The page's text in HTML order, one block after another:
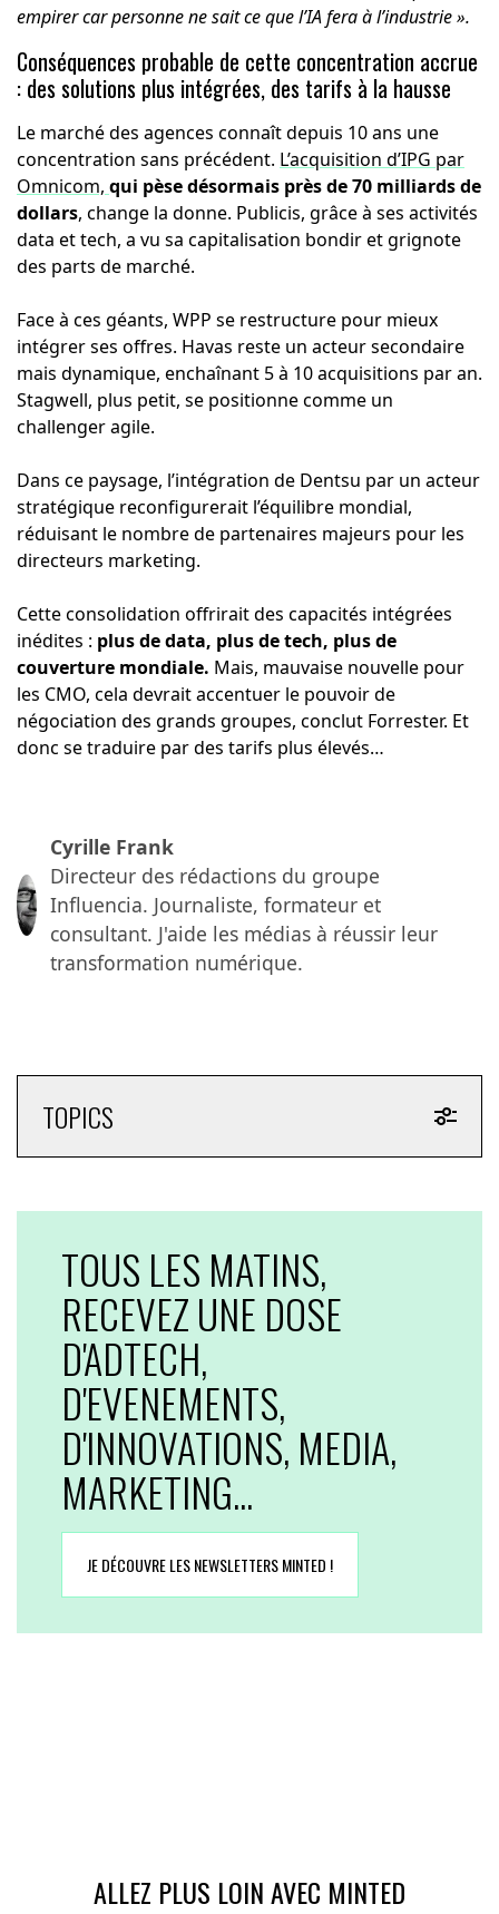
empirer car personne ne sait ce que l’IA fera à l’industrie ».
Conséquences probable de cette concentration accrue
: des solutions plus intégrées, des tarifs à la hausse
Le marché des agences connaît depuis 10 ans une
concentration sans précédent. L’acquisition d’IPG par
Omnicom, qui pèse désormais près de 70 milliards de
dollars, change la donne. Publicis, grâce à ses activités
data et tech, a vu sa capitalisation bondir et grignote
des parts de marché.
Face à ces géants, WPP se restructure pour mieux
intégrer ses offres. Havas reste un acteur secondaire
mais dynamique, enchaînant 5 à 10 acquisitions par an.
Stagwell, plus petit, se positionne comme un
challenger agile.
Dans ce paysage, l’intégration de Dentsu par un acteur
stratégique reconfigurerait l’équilibre mondial,
réduisant le nombre de partenaires majeurs pour les
directeurs marketing.
Cette consolidation offrirait des capacités intégrées
inédites : plus de data, plus de tech, plus de
couverture mondiale. Mais, mauvaise nouvelle pour
les CMO, cela devrait accentuer le pouvoir de
négociation des grands groupes, conclut Forrester. Et
donc se traduire par des tarifs plus élevés…
Cyrille Frank
Directeur des rédactions du groupe
Influencia. Journaliste, formateur et
consultant. J'aide les médias à réussir leur
transformation numérique.
TOPICS
TOUS LES MATINS,
RECEVEZ UNE DOSE
D'ADTECH,
D'EVENEMENTS,
D'INNOVATIONS, MEDIA,
MARKETING...
JE DÉCOUVRE LES NEWSLETTERS MINTED !
ALLEZ PLUS LOIN AVEC MINTED